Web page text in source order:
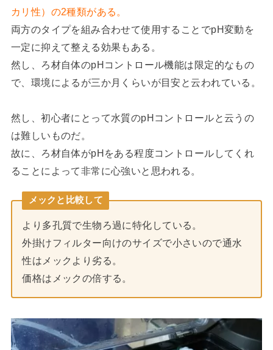
カリ性）の2種類がある。
両方のタイプを組み合わせて使用することでpH変動を
一定に抑えて整える効果もある。
然し、ろ材自体のpHコントロール機能は限定的なもの
で、環境によるが三か月くらいが目安と云われている。
然し、初心者にとって水質のpHコントロールと云うの
は難しいものだ。
故に、ろ材自体がpHをある程度コントロールしてくれ
ることによって非常に心強いと思われる。
メックと比較して
より多孔質で生物ろ過に特化している。
外掛けフィルター向けのサイズで小さいので通水
性はメックより劣る。
価格はメックの倍する。